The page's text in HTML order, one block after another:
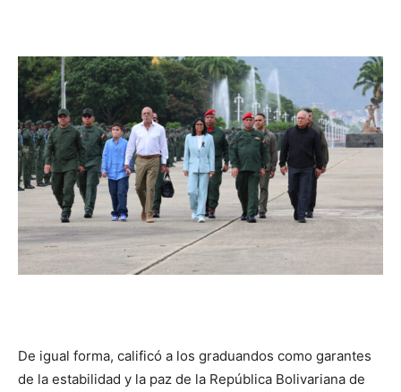
De igual forma, calificó a los graduandos como garantes
de la estabilidad y la paz de la República Bolivariana de